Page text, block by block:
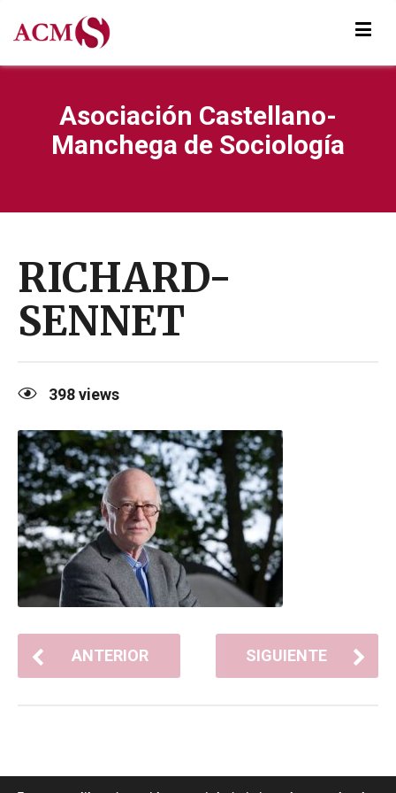
Asociación Castellano-
Manchega de Sociología
RICHARD-
SENNET
398views
ANTERIOR SIGUIENTE